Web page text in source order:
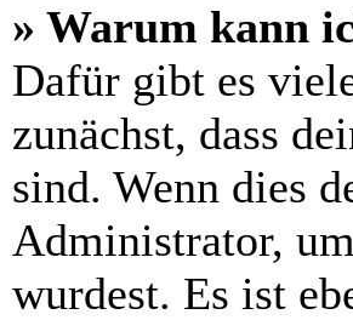
» Warum kann
Dafür gibt es
zunächst, dass
sind. Wenn dies
Administrator,
wurdest. Es ist